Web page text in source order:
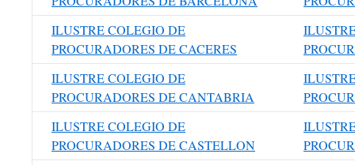
ILUSTRE COLEGIO DE
PROCURADORES DE CACERES
ILUSTRE COLEGIO DE
PROCURADORES DE CANTABRIA
ILUSTRE COLEGIO DE
PROCURADORES DE CASTELLON